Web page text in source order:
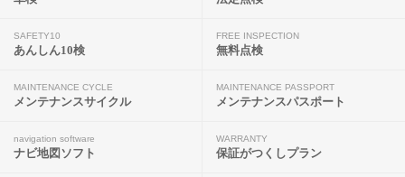
SAFETY10
あんしん10検
FREE INSPECTION
無料点検
MAINTENANCE CYCLE
メンテナンスサイクル
MAINTENANCE PASSPORT
メンテナンスパスポート
navigation software
ナビ地図ソフト
WARRANTY
保証がつくしプラン